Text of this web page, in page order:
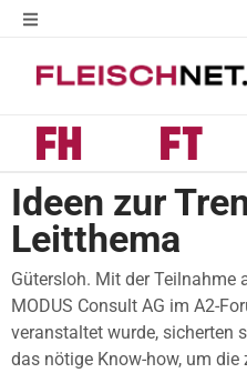
Ideen zur
Leitthema
Gütersloh. Mit der Teilnahme
MODUS Consult AG im A2-
veranstaltet wurde, sicherten
das nötige Know-how, um